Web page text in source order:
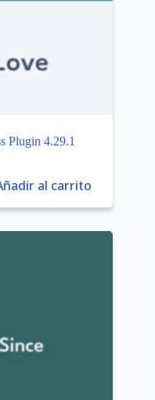
Plugin 4.29.1
al carrito